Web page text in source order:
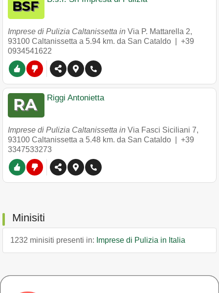
Imprese di Pulizia Caltanissetta in Via P. Mattarella 2,
93100 Caltanissetta a 5.94 km. da San Cataldo | +39
0934541622
Riggi Antonietta
Imprese di Pulizia Caltanissetta in Via Fasci Siciliani 7,
93100 Caltanissetta a 5.48 km. da San Cataldo | +39
3347533273
Minisiti
1232 minisiti presenti in: Imprese di Pulizia in Italia